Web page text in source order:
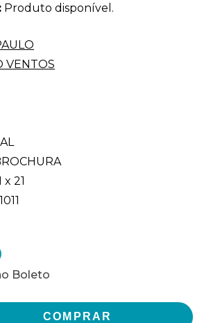
Produto disponível.
VENTOS
x 21
Boleto